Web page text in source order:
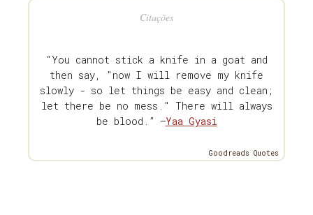
Citações
“You cannot stick a knife in a goat and
then say, "now I will remove my knife
slowly - so let things be easy and clean;
let there be no mess." There will always
be blood.” —Yaa Gyasi
Goodreads Quotes